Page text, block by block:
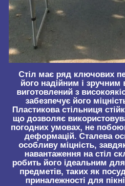
Стіл має ряд ключових
його надійним і зручним
виготовлений з
забезпечує його
Пластикова стільниця
що дозволяє
погодних умовах, не
деформацій. Сталева
особливу міцність,
навантаження на стіл
робить його ідеальним
предметів, таких як
приналежності для